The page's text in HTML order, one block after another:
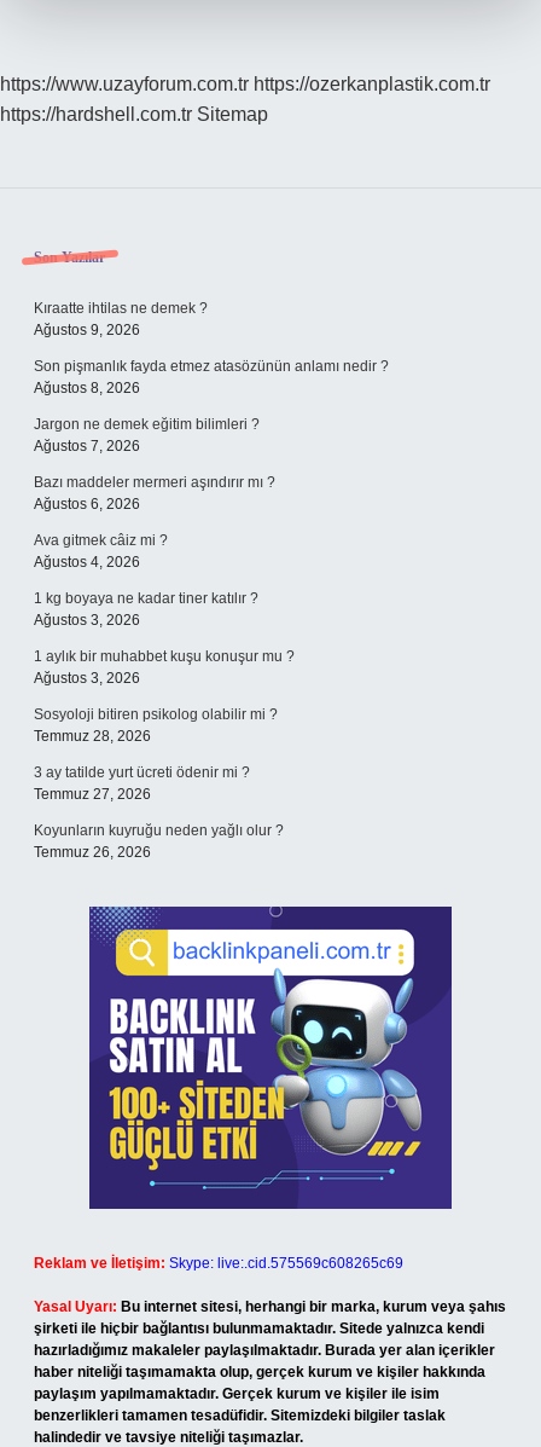
https://www.uzayforum.com.tr https://ozerkanplastik.com.tr
https://hardshell.com.tr Sitemap
Sidebar
Son Yazılar
Kıraatte ihtilas ne demek ?
Ağustos 9, 2026
Son pişmanlık fayda etmez atasözünün anlamı nedir ?
Ağustos 8, 2026
Jargon ne demek eğitim bilimleri ?
Ağustos 7, 2026
Bazı maddeler mermeri aşındırır mı ?
Ağustos 6, 2026
Ava gitmek câiz mi ?
Ağustos 4, 2026
1 kg boyaya ne kadar tiner katılır ?
Ağustos 3, 2026
1 aylık bir muhabbet kuşu konuşur mu ?
Ağustos 3, 2026
Sosyoloji bitiren psikolog olabilir mi ?
Temmuz 28, 2026
3 ay tatilde yurt ücreti ödenir mi ?
Temmuz 27, 2026
Koyunların kuyruğu neden yağlı olur ?
Temmuz 26, 2026
Reklam ve İletişim: Skype: live:.cid.575569c608265c69
Yasal Uyarı: Bu internet sitesi, herhangi bir marka, kurum veya şahıs
şirketi ile hiçbir bağlantısı bulunmamaktadır. Sitede yalnızca kendi
hazırladığımız makaleler paylaşılmaktadır. Burada yer alan içerikler
haber niteliği taşımamakta olup, gerçek kurum ve kişiler hakkında
paylaşım yapılmamaktadır. Gerçek kurum ve kişiler ile isim
benzerlikleri tamamen tesadüfidir. Sitemizdeki bilgiler taslak
halindedir ve tavsiye niteliği taşımazlar.